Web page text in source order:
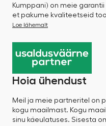
Kumppani) on meie
et pakume kvaliteetseid
Loe lähemalt
Hoia ühendust
Meil ja meie partneritel on
kogu maailmast. Kogu
sinu käeulatuses. Sisesta